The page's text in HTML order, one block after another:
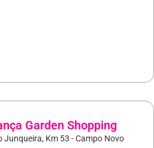
Garden Shopping
Junqueira, Km 53 - Campo Novo